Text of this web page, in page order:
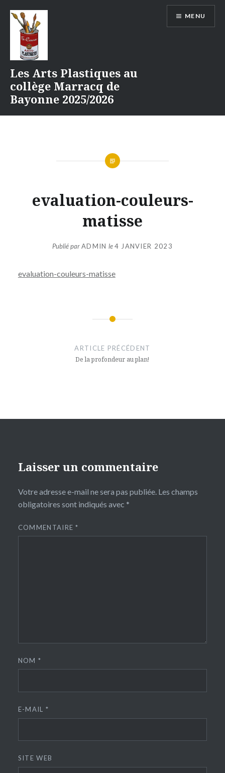
contenu
Les Arts Plastiques au
collège Marracq de
Bayonne 2025/2026
MENU
evaluation-couleurs-
matisse
Publié parADMIN le4 JANVIER 2023
evaluation-couleurs-matisse
ARTICLE PRÉCÉDENT
De la profondeur au plan!
Laisser un commentaire
Votre adresse e-mail ne sera pas publiée. Les champs
obligatoires sont indiqués avec *
COMMENTAIRE*
NOM*
E-MAIL *
SITE WEB